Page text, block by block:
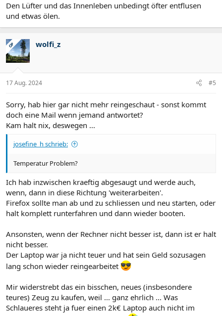
Den Lüfter und das Innenleben unbedingt öfter entflusen
und etwas ölen.
OP wolfi_z
17 Aug. 2024 #5
Sorry, hab hier gar nicht mehr reingeschaut - sonst kommt
doch eine Mail wenn jemand antwortet?
Kam halt nix, deswegen ...
josefine_h schrieb:
Temperatur Problem?
Ich hab inzwischen kraeftig abgesaugt und werde auch,
wenn, dann in diese Richtung 'weiterarbeiten'.
Firefox sollte man ab und zu schliessen und neu starten, oder
halt komplett runterfahren und dann wieder booten.
Ansonsten, wenn der Rechner nicht besser ist, dann ist er halt
nicht besser.
Der Laptop war ja nicht teuer und hat sein Geld sozusagen
lang schon wieder reingearbeitet
Mir widerstrebt das ein bisschen, neues (insbesondere
teures) Zeug zu kaufen, weil ... ganz ehrlich ... Was
Schlaueres steht ja fuer einen 2k€ Laptop auch nicht im